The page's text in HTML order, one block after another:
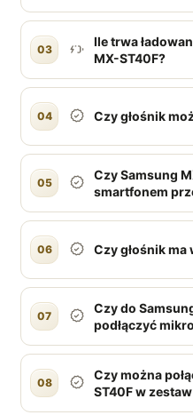
03
Ile trwa
MX-ST40F?
04 Czy głośnik
05
Czy Samsung
smartfonem
06 Czy głośnik ma
07
Czy do
podłączyć
08
Czy można
ST40F w